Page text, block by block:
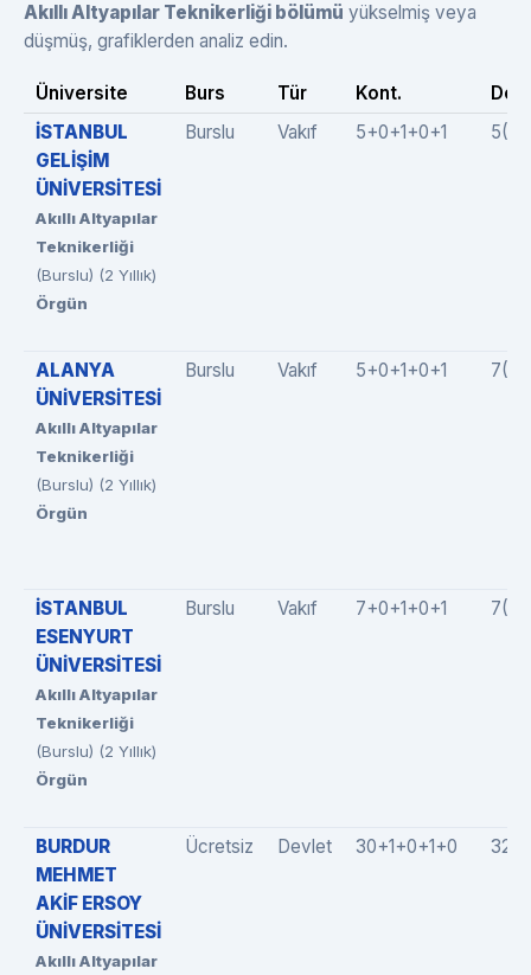
Akıllı Altyapılar Teknikerliği bölümü yükselmiş veya
düşmüş, grafiklerden analiz edin.
Üniversite Burs Tür Kont.
İSTANBUL
GELİŞİM
ÜNİVERSİTESİ
Akıllı Altyapılar
Teknikerliği
(Burslu) (2 Yıllık)
Örgün
Burslu Vakıf 5+0+1+0+1
ALANYA
ÜNİVERSİTESİ
Akıllı Altyapılar
Teknikerliği
(Burslu) (2 Yıllık)
Örgün
Burslu Vakıf 5+0+1+0+1
İSTANBUL
ESENYURT
ÜNİVERSİTESİ
Akıllı Altyapılar
Teknikerliği
(Burslu) (2 Yıllık)
Örgün
Burslu Vakıf 7+0+1+0+1
BURDUR
MEHMET
AKİF ERSOY
ÜNİVERSİTESİ
Akıllı Altyapılar
Ücretsiz Devlet 30+1+0+1+0